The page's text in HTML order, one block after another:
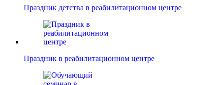
Праздник детства в реабилитационном центре
Праздник в реабилитационном центре